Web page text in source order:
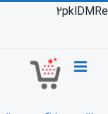
2pklDMRe